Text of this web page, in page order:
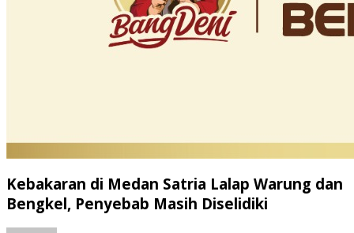
Kebakaran di Medan Satria Lalap Warung dan
Bengkel, Penyebab Masih Diselidiki